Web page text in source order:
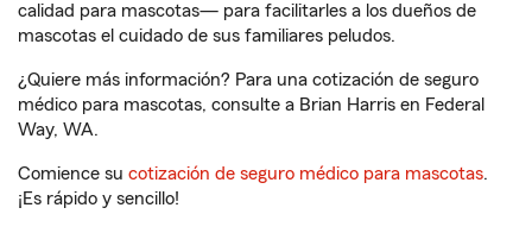
calidad para mascotas— para facilitarles a los dueños de
mascotas el cuidado de sus familiares peludos.
¿Quiere más información? Para una cotización de seguro
médico para mascotas, consulte a Brian Harris en Federal
Way, WA.
Comience su cotización de seguro médico para mascotas.
¡Es rápido y sencillo!